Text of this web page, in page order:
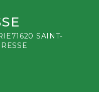
SAINT-